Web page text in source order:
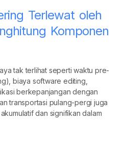
Terlewat oleh
Komponen
tak terlihat seperti waktu pre-
biaya software editing,
berkepanjangan dengan
transportasi pulang-pergi juga
dan signifikan dalam